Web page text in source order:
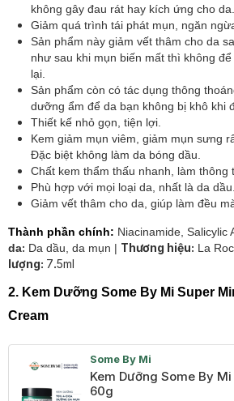
không gây đau rát hay kích ứng cho da.
Giảm quá trình tái phát mụn, ngăn
Sản phẩm này giảm vết thâm cho da
như sau khi mụn biến mất thì không
lại.
Sản phẩm còn có tác dụng thông
dưỡng ẩm để da bạn không bị khô khi
Thiết kế nhỏ gọn, tiện lợi.
Kem giảm mụn viêm, giảm mụn sưng
Đặc biệt không làm da bóng dầu.
Chất kem thẩm thấu nhanh, làm thông
Phù hợp với mọi loại da, nhất là da dầu.
Giảm vết thâm cho da, giúp làm đều
Thành phần chính: Niacinamide, Salicylic
da: Da dầu, da mụn | Thương hiệu: La
lượng: 7.5ml
2. Kem Dưỡng Some By Mi Super
Cream
Some By Mi
Kem Dưỡng Some By
60g